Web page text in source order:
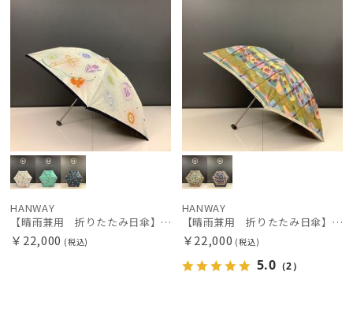
価格・割引率
在庫表示
販売状況
HANWAY
【晴雨兼用 折りたたみ日傘】ハンウェイ（ＨＡＮＷＡＹ）Amuleto mexicano（アムレット・メヒカーノ）
￥22,000 (税込)
HANWAY
【晴雨兼用 折りたたみ日傘】ハンウェイ（ＨＡＮＷＡＹ）Dia de los muertos（ディア・デ・マートス）
￥22,000 (税込)
5.0 （2）